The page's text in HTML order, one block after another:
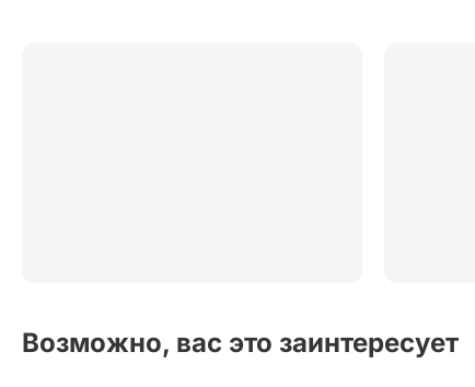
Возможно, вас это заинтересует